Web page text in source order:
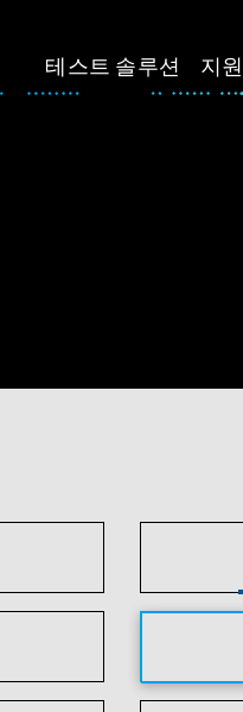
테스트 솔루션 지원